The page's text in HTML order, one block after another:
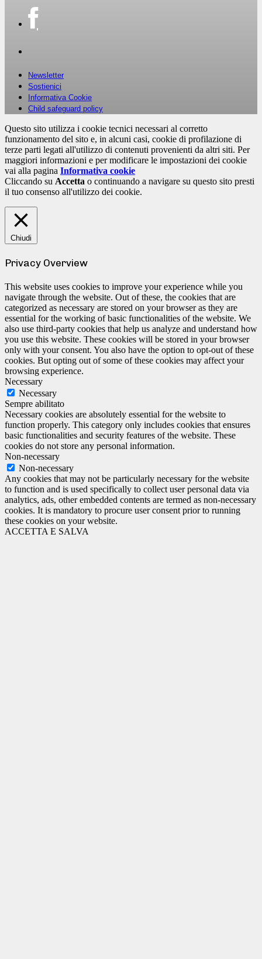
Newsletter
Sostienici
Informativa Cookie
Child safeguard policy
Questo sito utilizza i cookie tecnici necessari al corretto
funzionamento del sito e, in alcuni casi, cookie di profilazione di
terze parti legati all'utilizzo di contenuti provenienti da altri siti. Per
maggiori informazioni e per modificare le impostazioni dei cookie
vai alla pagina Informativa cookie
Cliccando su Accetta o continuando a navigare su questo sito presti
il tuo consenso all'utilizzo dei cookie.
Chiudi
Privacy Overview
This website uses cookies to improve your experience while you
navigate through the website. Out of these, the cookies that are
categorized as necessary are stored on your browser as they are
essential for the working of basic functionalities of the website. We
also use third-party cookies that help us analyze and understand how
you use this website. These cookies will be stored in your browser
only with your consent. You also have the option to opt-out of these
cookies. But opting out of some of these cookies may affect your
browsing experience.
Necessary
Necessary
Sempre abilitato
Necessary cookies are absolutely essential for the website to
function properly. This category only includes cookies that ensures
basic functionalities and security features of the website. These
cookies do not store any personal information.
Non-necessary
Non-necessary
Any cookies that may not be particularly necessary for the website
to function and is used specifically to collect user personal data via
analytics, ads, other embedded contents are termed as non-necessary
cookies. It is mandatory to procure user consent prior to running
these cookies on your website.
ACCETTA E SALVA